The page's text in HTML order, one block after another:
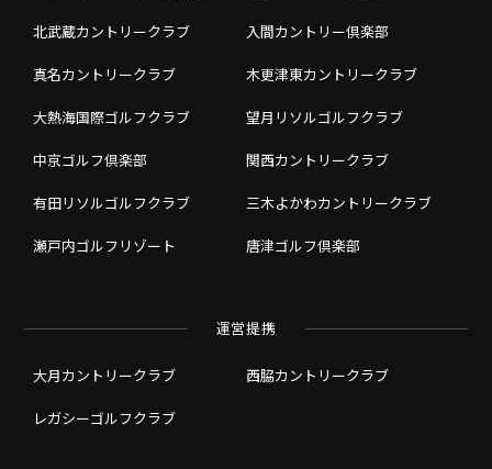
北武蔵カントリークラブ 入間カントリー倶楽部
真名カントリークラブ 木更津東カントリークラブ
大熱海国際ゴルフクラブ 望月リソルゴルフクラブ
中京ゴルフ倶楽部 関西カントリークラブ
有田リソルゴルフクラブ 三木よかわカントリークラブ
瀬戸内ゴルフリゾート 唐津ゴルフ倶楽部
運営提携
大月カントリークラブ 西脇カントリークラブ
レガシーゴルフクラブ